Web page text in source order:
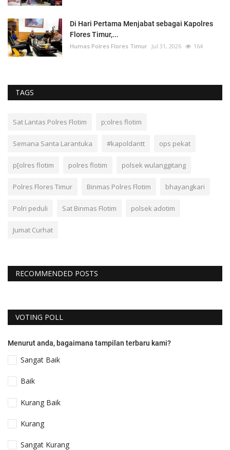
Di Hari Pertama Menjabat sebagai Kapolres
Flores Timur,...
Humas Polres Flores Timur Jul 31, 2026 164
TAGS
Sat Lantas Polres Flotim p;olres flotim
Semana Santa Larantuka #kapoldantt ops pekat
p[olres flotim polres flotim polsek wulanggitang
Polres Flores Timur Binmas Polres Flotim bhayangkari
Polri peduli Sat Binmas Flotim polsek adotim
Jumat Curhat
RECOMMENDED POSTS
VOTING POLL
Menurut anda, bagaimana tampilan terbaru kami?
Sangat Baik
Baik
Kurang Baik
Kurang
Sangat Kurang